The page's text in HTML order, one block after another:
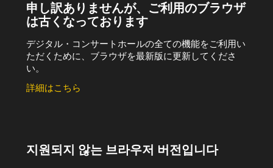
申し訳ありませんが、ご利用のブラウザ
は古くなっております
デジタル・コンサートホールの全ての機能をご利用い
ただくために、ブラウザを最新版に更新してくださ
い。
詳細はこちら
지원되지 않는 브라우저 버전입니다